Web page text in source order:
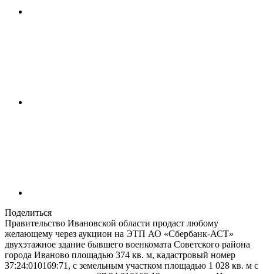
Поделиться
Правительство Ивановской области продаст любому
желающему через аукцион на ЭТП АО «Сбербанк-АСТ»
двухэтажное здание бывшего военкомата Советского района
города Иваново площадью 374 кв. м, кадастровый номер
37:24:010169:71, с земельным участком площадью 1 028 кв. м с